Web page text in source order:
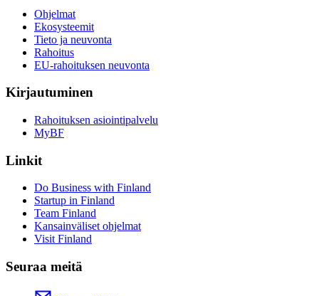
Ohjelmat
Ekosysteemit
Tieto ja neuvonta
Rahoitus
EU-rahoituksen neuvonta
Kirjautuminen
Rahoituksen asiointipalvelu
MyBF
Linkit
Do Business with Finland
Startup in Finland
Team Finland
Kansainväliset ohjelmat
Visit Finland
Seuraa meitä